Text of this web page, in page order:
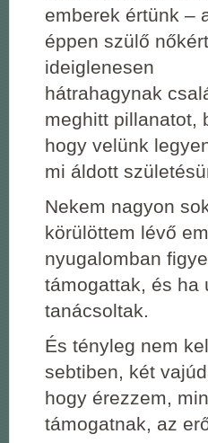
emberek értünk ‒
éppen szülő
ideiglenesen
hátrahagynak
meghitt pillanatot,
hogy velünk
mi áldott
Nekem nagyon
körülöttem lévő
nyugalomban
támogattak, és ha
tanácsoltak.
És tényleg nem
sebtiben, két
hogy érezzem,
támogatnak, az